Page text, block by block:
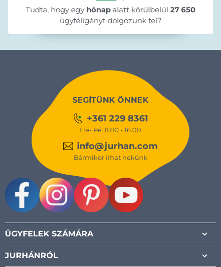
Tudta, hogy egy hónap alatt körülbelül 27 650
ügyféligényt dolgozunk fel?
SEGÍTÜNK ÖNNEK
+361 229 8361
Hé- Pé: 8:00 - 16:00
info@jurhan.com
Bármikor írhat nekünk
ÜGYFELEK SZÁMÁRA
JURHÁNRÓL